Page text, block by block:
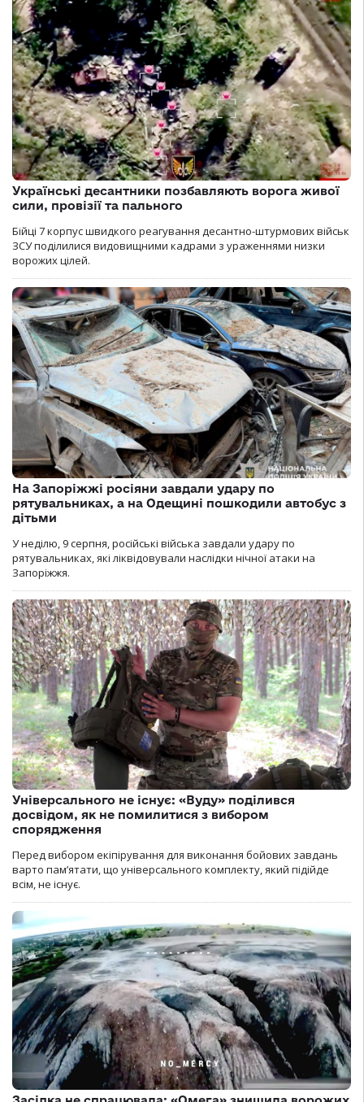
Українські десантники позбавляють ворога живої
сили, провізії та пального
Бійці 7 корпус швидкого реагування десантно-штурмових військ
ЗСУ поділилися видовищними кадрами з ураженнями низки
ворожих цілей.
На Запоріжжі росіяни завдали удару по
рятувальниках, а на Одещині пошкодили автобус з
дітьми
У неділю, 9 серпня, російські війська завдали удару по
рятувальниках, які ліквідовували наслідки нічної атаки на
Запоріжжя.
Універсального не існує: «Вуду» поділився
досвідом, як не помилитися з вибором
спорядження
Перед вибором екіпірування для виконання бойових завдань
варто пам’ятати, що універсального комплекту, який підійде
всім, не існує.